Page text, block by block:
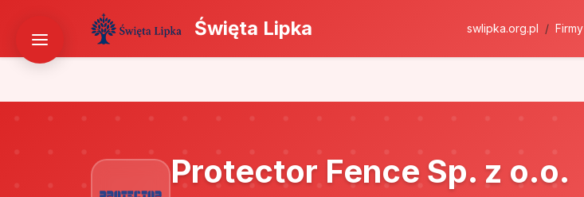
Święta Lipka swlipka.org.pl Firmy
Protector Fence Sp. z o.o.